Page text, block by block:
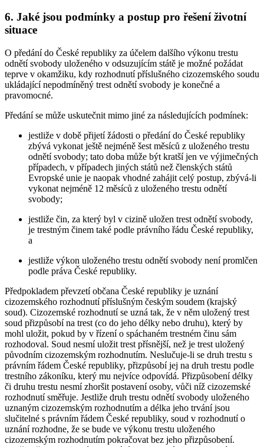
6. Jaké jsou podmínky a postup pro řešení životní
situace
O předání do České republiky za účelem dalšího výkonu trestu
odnětí svobody uloženého v odsuzujícím státě je možné požádat
teprve v okamžiku, kdy rozhodnutí příslušného cizozemského soudu
ukládající nepodmíněný trest odnětí svobody je konečné a
pravomocné.
Předání se může uskutečnit mimo jiné za následujících podmínek:
jestliže v době přijetí žádosti o předání do České republiky
zbývá vykonat ještě nejméně šest měsíců z uloženého trestu
odnětí svobody; tato doba může být kratší jen ve výjimečných
případech, v případech jiných států než členských států
Evropské unie je naopak vhodné zahájit celý postup, zbývá-li
vykonat nejméně 12 měsíců z uloženého trestu odnětí
svobody;
jestliže čin, za který byl v cizině uložen trest odnětí svobody,
je trestným činem také podle právního řádu České republiky,
a
jestliže výkon uloženého trestu odnětí svobody není promlčen
podle práva České republiky.
Předpokladem převzetí občana České republiky je uznání
cizozemského rozhodnutí příslušným českým soudem (krajský
soud). Cizozemské rozhodnutí se uzná tak, že v něm uložený trest
soud přizpůsobí na trest (co do jeho délky nebo druhu), který by
mohl uložit, pokud by v řízení o spáchaném trestném činu sám
rozhodoval. Soud nesmí uložit trest přísnější, než je trest uložený
původním cizozemským rozhodnutím. Neslučuje-li se druh trestu s
právním řádem České republiky, přizpůsobí jej na druh trestu podle
trestního zákoníku, který mu nejvíce odpovídá. Přizpůsobení délky
či druhu trestu nesmí zhoršit postavení osoby, vůči níž cizozemské
rozhodnutí směřuje. Jestliže druh trestu odnětí svobody uloženého
uznaným cizozemským rozhodnutím a délka jeho trvání jsou
slučitelné s právním řádem České republiky, soud v rozhodnutí o
uznání rozhodne, že se bude ve výkonu trestu uloženého
cizozemským rozhodnutím pokračovat bez jeho přizpůsobení.